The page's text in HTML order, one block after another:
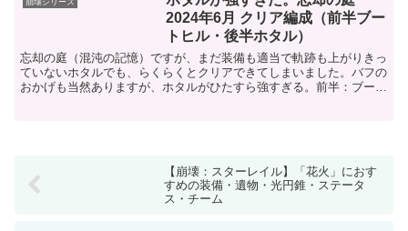
2024年6月 クリア編成（前半ブー
トヒル・後半ホタル）
忘却の庭（混沌の記憶）ですが、まだ装備も適当で軌跡も上がりきっ
ていないホタルでも、らくらくとクリアできてしまいました。バフの
おかげも当然ありますが、ホタルがひたすら強すぎる。前半：ブート
【崩壊：スターレイル】「花火」におす
すめの装備・遺物・光円錐・ステータ
ス・チーム